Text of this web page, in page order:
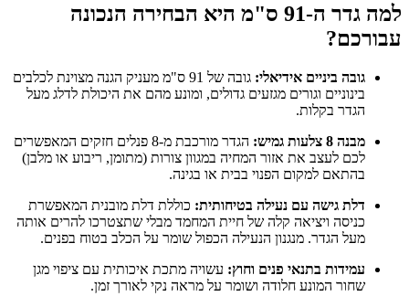
למה גדר ה-91 ס"מ היא הבחירה הנכונה
עבורכם?
גובה ביניים אידיאלי:
גובה של 91 ס"מ מעניק הגנה מצוינת לכלבים
בינוניים וגורים מגזעים גדולים, ומונע מהם את היכולת לדלג מעל
הגדר בקלות.
מבנה 8 צלעות גמיש:
הגדר מורכבת מ-8 פנלים חזקים המאפשרים
לכם לעצב את אזור המחיה במגוון צורות (מתומן, ריבוע או מלבן)
בהתאם למקום הפנוי בבית או בגינה.
דלת גישה עם נעילה בטיחותית: כוללת דלת מובנית המאפשרת
כניסה ויציאה קלה של חיית המחמד מבלי שתצטרכו להרים אותה
מעל הגדר. מנגנון הנעילה הכפול שומר על הכלב בטוח בפנים.
עמידות בתנאי פנים וחוץ: עשויה מתכת איכותית עם ציפוי מגן
שחור המונע חלודה ושומר על מראה נקי לאורך זמן.